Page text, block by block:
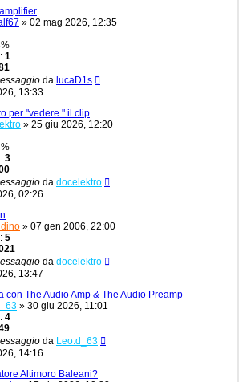
» 02 mag 2026, 12:35
1
da lucaD1s
13:33
per "vedere " il clip
» 25 giu 2026, 12:20
3
da docelektro
02:26
» 07 gen 2006, 22:00
5
da docelektro
13:47
con The Audio Amp & The Audio Preamp
» 30 giu 2026, 11:01
4
da Leo.d_63
14:16
Altimoro Baleani?